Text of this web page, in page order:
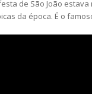
de São João
da época. É o